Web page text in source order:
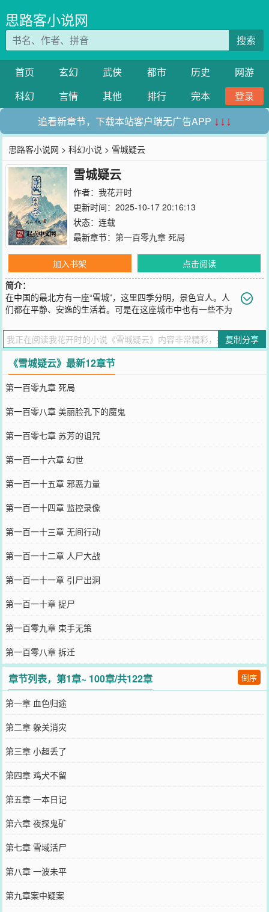
思路客小说网
搜索
首页 玄幻 武侠 都市 历史
网游
科幻
言情 其他 排行 完本
登录
追看新章节，下载本站客户端无广告APP ↓↓↓
思路客小说网 >科幻小说 > 雪城疑云
雪城疑云
作者： 我花开时
更新时间：2025-10-17 20:16:13
状态：连载
最新章节： 第一百零九章 死局
加入书架
点击阅读
简介：
在中国的最北方有一座“雪城”，这里四季分明，景色宜人。人
们都在平静、安逸的生活着。可是在这座城市中也有一些不为
是我们的主人公出现了，他叫简高，是一名记者，他所经历的一些事
情很多超出了我们以往的认知范围，一个个惊心动魄的故事让人欲罢
不能，不多说了，我们就从三年前“雪域活尸”的故事讲起吧！
您要是觉得《雪城疑云》还不错的话请不要忘记向您QQ群和微博微信
里的朋友推荐哦！
复制分享
《雪城疑云》最新12章节
第一百零九章 死局
第一百零八章 美丽脸孔下的魔鬼
第一百零七章 苏芳的诅咒
第一百一十六章 幻世
第一百一十五章 邪恶力量
第一百一十四章 监控录像
第一百一十三章 无间行动
第一百一十二章 人尸大战
第一百一十一章 引尸出洞
第一百一十章 捉尸
第一百零九章 束手无策
第一百零八章 拆迁
章节列表，第1章~ 100章/共122章 倒序
第一章 血色归途
第二章 躲关消灾
第三章 小超丢了
第四章 鸡犬不留
第五章 一本日记
第六章 夜探鬼矿
第七章 雪域活尸
第八章 一波未平
第九章案中疑案